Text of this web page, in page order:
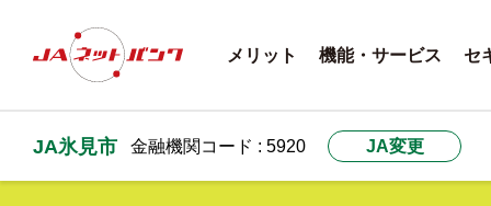
メリット 機能・サービス セ
JA氷見市 金融機関コード : 5920 JA変更